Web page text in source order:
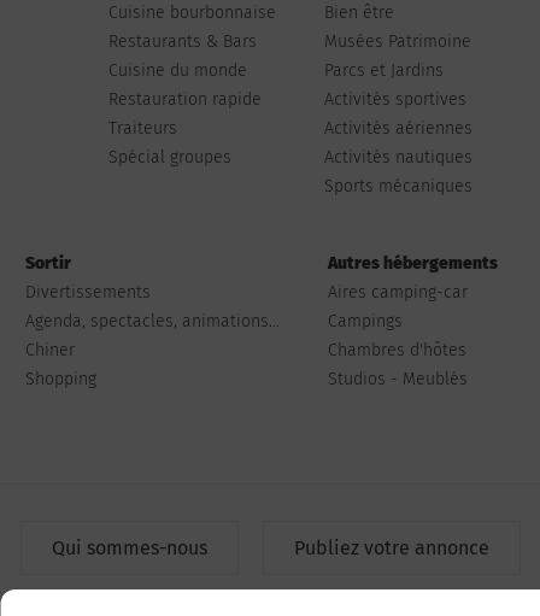
Cuisine bourbonnaise
Restaurants & Bars
Cuisine du monde
Restauration rapide
Traiteurs
Spécial groupes
Bien être
Musées Patrimoine
Parcs et Jardins
Activités sportives
Activités aériennes
Activités nautiques
Sports mécaniques
Sortir
Divertissements
Agenda, spectacles, animations...
Chiner
Shopping
Autres hébergements
Aires camping-car
Campings
Chambres d'hôtes
Studios - Meublés
Qui sommes-nous Publiez votre annonce